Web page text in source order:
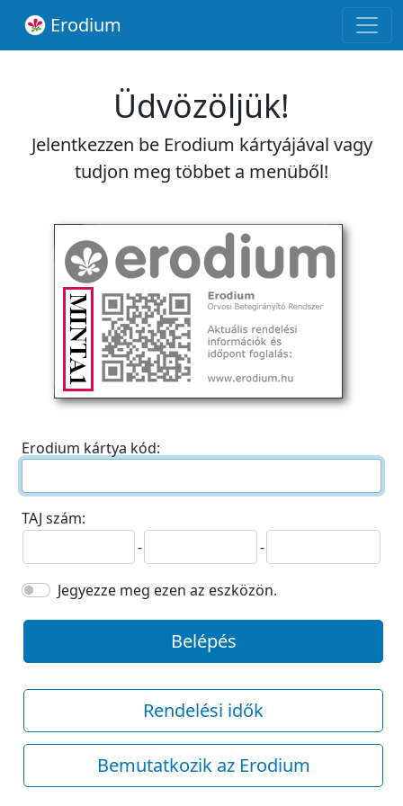
Erodium
Üdvözöljük!
Jelentkezzen be Erodium kártyájával vagy
tudjon meg többet a menüből!
Erodium kártya kód:
TAJ szám:
-
-
Jegyezze meg ezen az eszközön.
Belépés
Rendelési idők
Bemutatkozik az Erodium